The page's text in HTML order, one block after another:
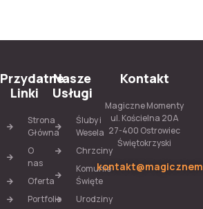
Przydatne
Linki
Strona
Główna
O
nas
Oferta
Portfolio
Nasze
Usługi
Śluby i
Wesela
Chrzciny
Komunie
Święte
Urodziny
Kontakt
Magiczne Momenty
ul. Kościelna 20A
27-400 Ostrowiec
Świętokrzyski